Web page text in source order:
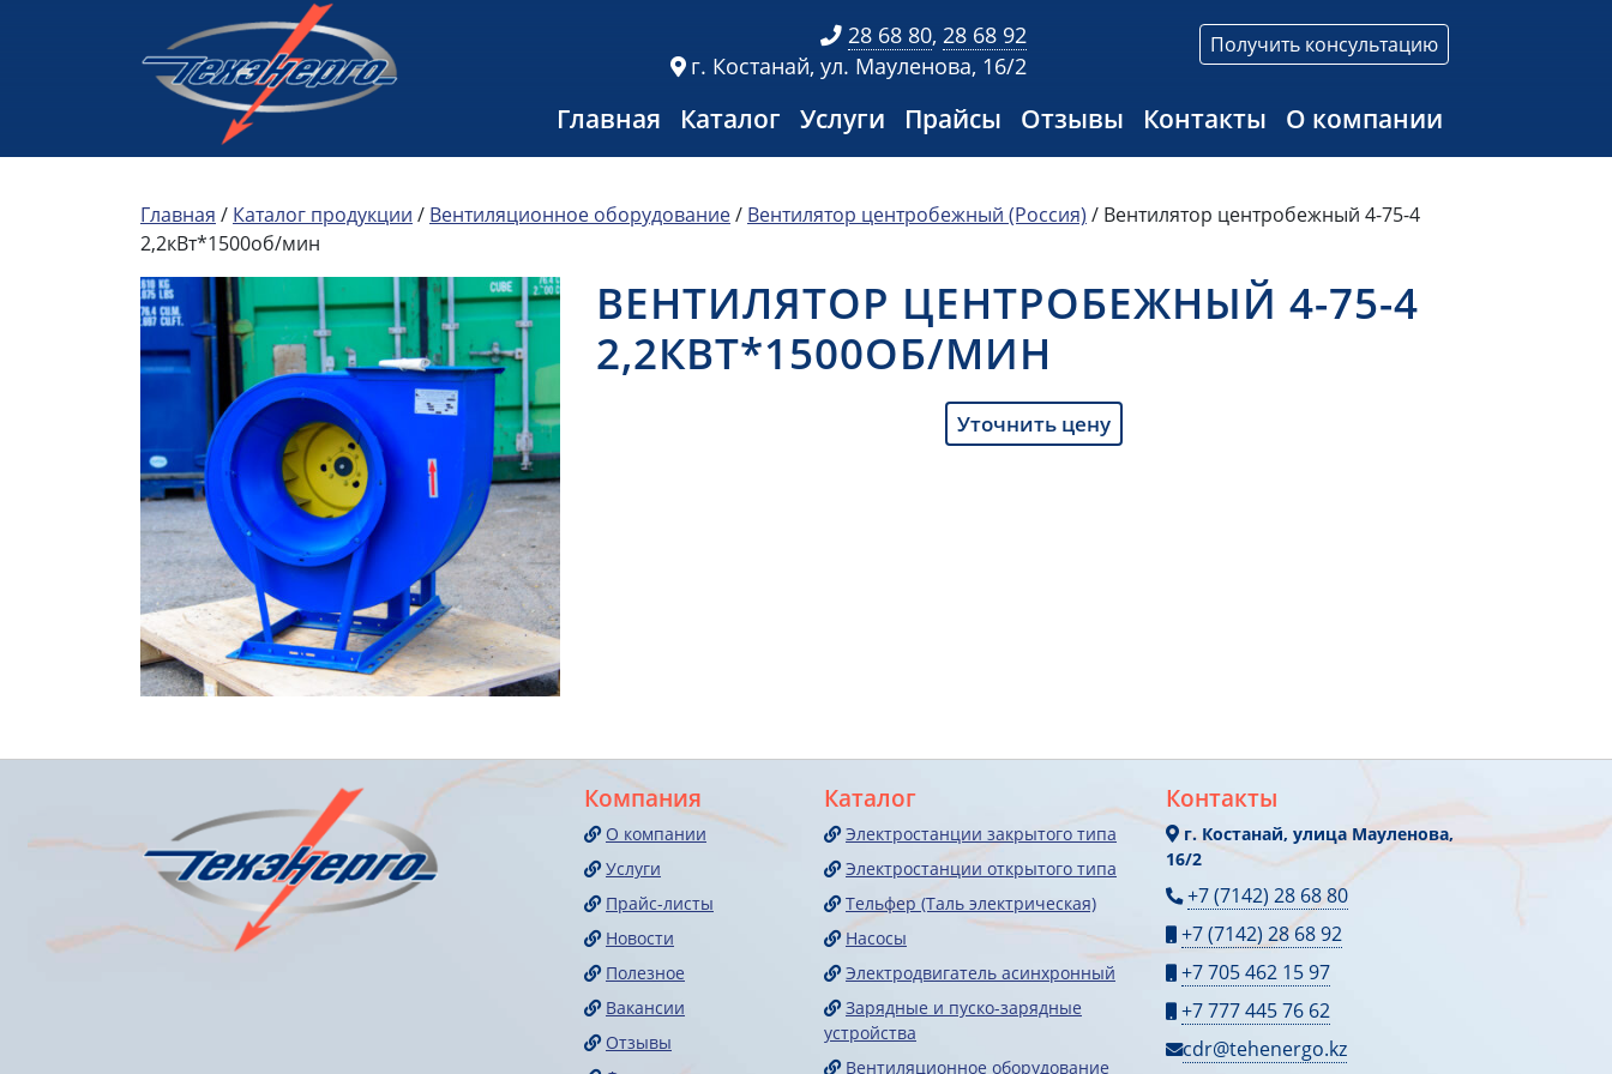
28 68 80, 28 68 92
г. Костанай, ул. Мауленова, 16/2
Получить консультацию
Главная Каталог Услуги Прайсы Отзывы Контакты О компании
Главная / Каталог продукции / Вентиляционное оборудование/ Вентилятор центробежный (Россия) / Вентилятор центробежный 4-75-4
2,2кВт*1500об/мин
ВЕНТИЛЯТОР ЦЕНТРОБЕЖНЫЙ 4-75-4
2,2КВТ*1500ОБ/МИН
Уточнить цену
Компания
О компании
Услуги
Прайс-листы
Новости
Полезное
Вакансии
Отзывы
Каталог
Электростанции закрытого типа
Электростанции открытого типа
Тельфер (Таль электрическая)
Насосы
Электродвигатель асинхронный
Зарядные и пуско-зарядные
устройства
Вентиляционное оборудование
Контакты
г. Костанай, улица Мауленова,
16/2
+7 (7142) 28 68 80
+7 (7142) 28 68 92
+7 705 462 15 97
+7 777 445 76 62
cdr@tehenergo.kz